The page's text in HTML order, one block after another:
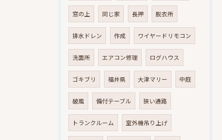
窓の上 同じ家 長押 脱衣所
排水ドレン 作成 ワイヤードリモコン
洗面所 エアコン修理 ログハウス
ゴキブリ 福井県 大津マリー 中庭
破風 備付テーブル 狭い通路
トランクルーム 室外機吊り上げ